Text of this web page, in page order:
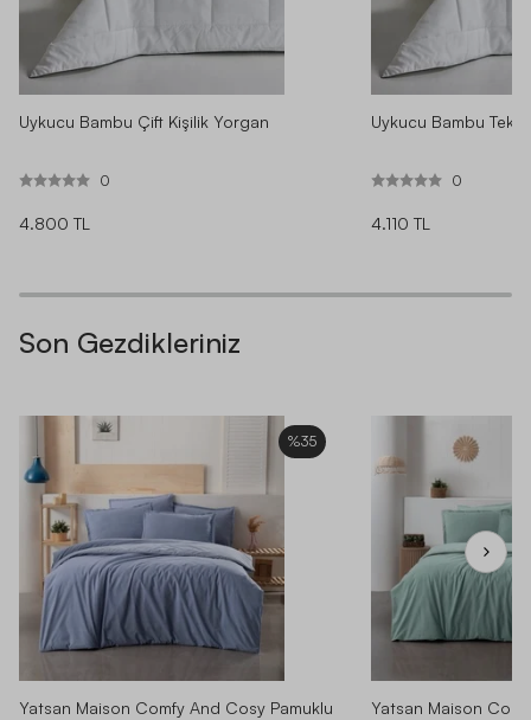
Uykucu Bambu Çift Kişilik Yorgan
0
4.800 TL
Uykucu Bambu Tek
0
4.110 TL
Son Gezdikleriniz
%35
Yatsan Maison Comfy And Cosy Pamuklu
Yatsan Maison